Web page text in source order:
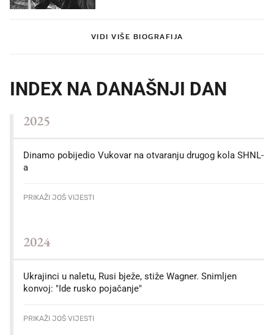
VIDI VIŠE BIOGRAFIJA
INDEX NA DANAŠNJI DAN
2025
Dinamo pobijedio Vukovar na otvaranju drugog kola SHNL-
a
PRIKAŽI JOŠ VIJESTI
2024
Ukrajinci u naletu, Rusi bježe, stiže Wagner. Snimljen
konvoj: "Ide rusko pojačanje"
PRIKAŽI JOŠ VIJESTI